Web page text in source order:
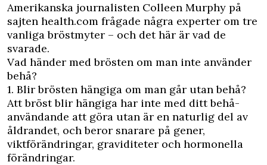
Amerikanska journalisten Colleen Murphy på
sajten health.com frågade några experter om tre
vanliga bröstmyter – och det här är vad de
svarade.
Vad händer med brösten om man inte använder
behå?
1. Blir brösten hängiga om man går utan behå?
Att bröst blir hängiga har inte med ditt behå-
användande att göra utan är en naturlig del av
åldrandet, och beror snarare på gener,
viktförändringar, graviditeter och hormonella
förändringar.